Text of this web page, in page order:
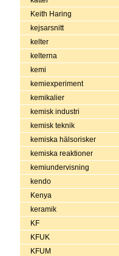
Keith Haring
kejsarsnitt
kelter
kelterna
kemi
kemiexperiment
kemikalier
kemisk industri
kemisk teknik
kemiska hälsorisker
kemiska reaktioner
kemiundervisning
kendo
Kenya
keramik
KF
KFUK
KFUM